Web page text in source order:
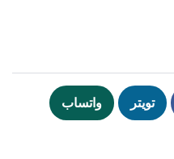
تويتر واتساب